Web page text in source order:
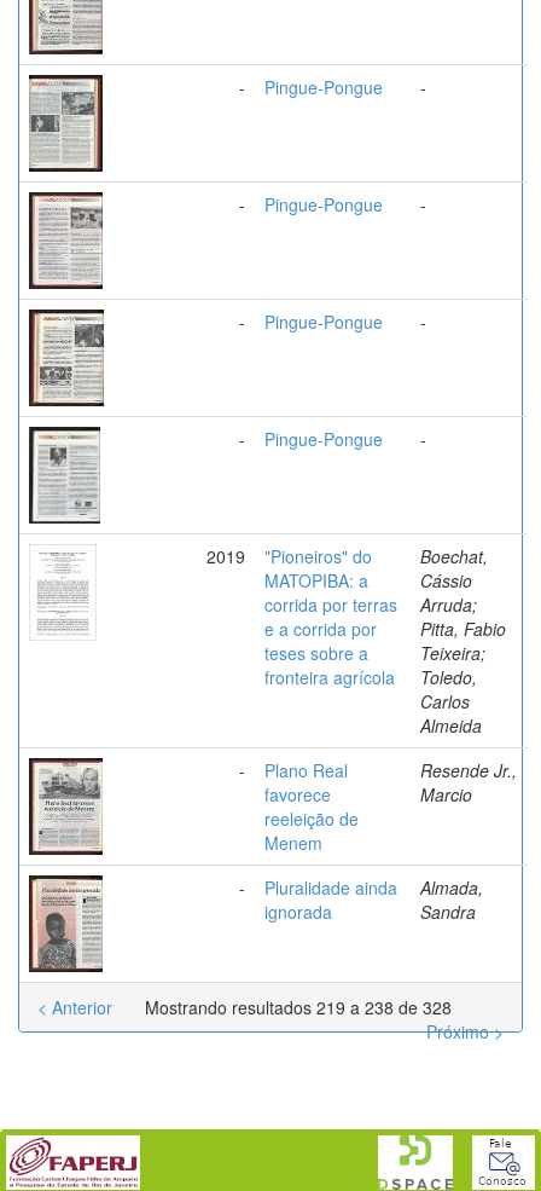
- Pingue-Pongue -
- Pingue-Pongue -
- Pingue-Pongue -
- Pingue-Pongue -
2019
"Pioneiros" do
MATOPIBA: a
corrida por terras
e a corrida por
teses sobre a
fronteira agrícola
Boechat,
Cássio
Arruda;
Pitta, Fabio
Teixeira;
Toledo,
Carlos
Almeida
-
Plano Real
favorece
reeleição de
Menem
Resende Jr.,
Marcio
-
Pluralidade ainda
ignorada
Almada,
Sandra
Mostrando resultados 219 a 238 de 328
< Anterior
Próximo >